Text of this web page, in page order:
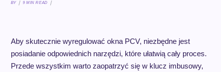
BY 9 MIN READ
Aby skutecznie wyregulować okna PCV, niezbędne jest
posiadanie odpowiednich narzędzi, które ułatwią cały proces.
Przede wszystkim warto zaopatrzyć się w klucz imbusowy,